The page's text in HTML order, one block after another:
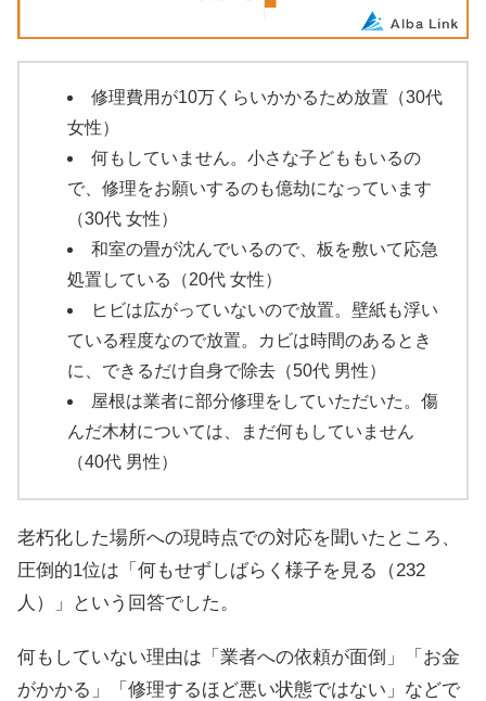
修理費用が10万くらいかかるため放置（30代
女性）
何もしていません。小さな子どももいるの
で、修理をお願いするのも億劫になっています
（30代 女性）
和室の畳が沈んでいるので、板を敷いて応急
処置している（20代 女性）
ヒビは広がっていないので放置。壁紙も浮い
ている程度なので放置。カビは時間のあるとき
に、できるだけ自身で除去（50代 男性）
屋根は業者に部分修理をしていただいた。傷
んだ木材については、まだ何もしていません
（40代 男性）
老朽化した場所への現時点での対応を聞いたところ、
圧倒的1位は「何もせずしばらく様子を見る（232
人）」という回答でした。
何もしていない理由は「業者への依頼が面倒」「お金
がかかる」「修理するほど悪い状態ではない」などで